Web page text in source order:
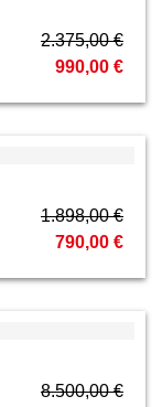
2.375,00 €
990,00 €
1.898,00 €
790,00 €
8.500,00 €